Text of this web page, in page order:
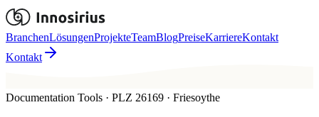
BranchenLösungenProjekteTeamBlogPreiseKarriereKontakt
Kontakt
Documentation Tools · PLZ 26169 · Friesoythe